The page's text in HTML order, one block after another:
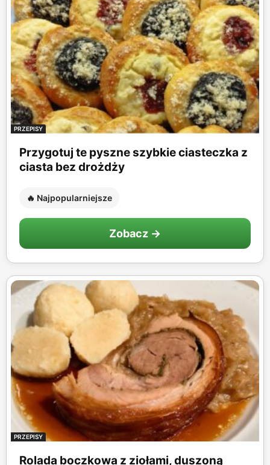
PRZEPISY
Przygotuj te pyszne szybkie ciasteczka z
ciasta bez drożdży
🔥 Najpopularniejsze
Zobacz →
PRZEPISY
Rolada boczkowa z ziołami, duszoną